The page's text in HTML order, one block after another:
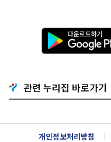
다
운
로
기
G
o
g
l
관련 누리집 바로가기
개인정보처리방침